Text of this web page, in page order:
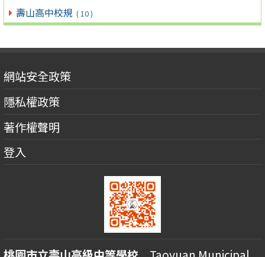
壽山高中校規 ( 10 )
網站安全政策
隱私權政策
著作權聲明
登入